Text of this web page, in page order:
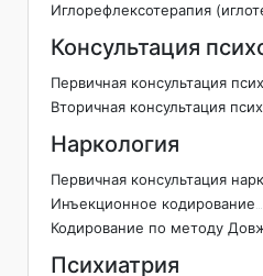
Иглорефлексотерапия
Консультация
Первичная консультация
Вторичная консультация
Наркология
Первичная консультация
Инъекционное кодирование
Кодирование по методу
Психиатрия